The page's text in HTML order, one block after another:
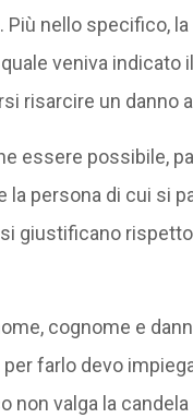
nello specifico, la
veniva
risarcire un danno
essere possibile,
persona di cui si
giustificano
cognome e
farlo devo
valga la